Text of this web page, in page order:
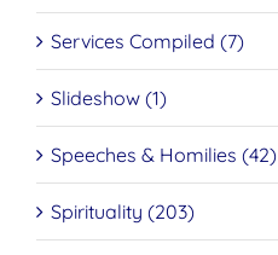
Services Compiled (7)
Slideshow (1)
Speeches & Homilies (42)
Spirituality (203)